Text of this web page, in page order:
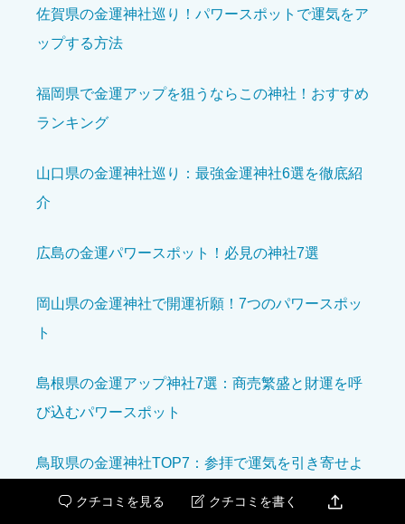
    
設備の充実度 必須
クチコミのタイトル
佐賀県の金運神社巡り！パワースポットで運気をア
ップする方法
福岡県で金運アップを狙うならこの神社！おすすめ
ランキング
山口県の金運神社巡り：最強金運神社6選を徹底紹
介
広島の金運パワースポット！必見の神社7選
岡山県の金運神社で開運祈願！7つのパワースポッ
ト
島根県の金運アップ神社7選：商売繁盛と財運を呼
び込むパワースポット
鳥取県の金運神社TOP7：参拝で運気を引き寄せよ
 クチコミを見る  クチコミを書く 